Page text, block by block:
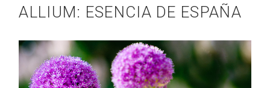
ALLIUM: ESENCIA DE ESPAÑA